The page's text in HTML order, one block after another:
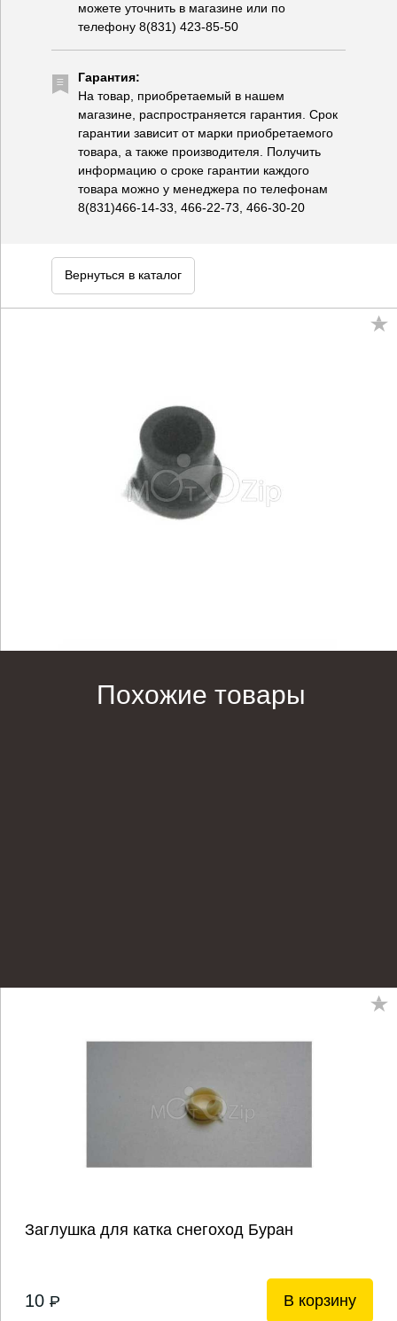
можете уточнить в магазине или по
телефону 8(831) 423-85-50
Гарантия:
На товар, приобретаемый в нашем
магазине, распространяется гарантия. Срок
гарантии зависит от марки приобретаемого
товара, а также производителя. Получить
информацию о сроке гарантии каждого
товара можно у менеджера по телефонам
8(831)466-14-33, 466-22-73, 466-30-20
Вернуться в каталог
Похожие товары
Заглушка для катка снегоход Буран
10 P В корзину